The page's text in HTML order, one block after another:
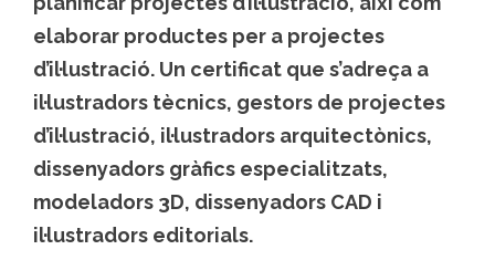
elaborar productes per a projectes
d’il·lustració. Un certificat que s’adreça a
il·lustradors tècnics, gestors de projectes
d’il·lustració, il·lustradors arquitectònics,
dissenyadors gràfics especialitzats,
modeladors 3D, dissenyadors CAD i
il·lustradors editorials.